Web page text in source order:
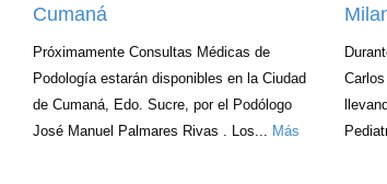
Cumaná
Próximamente Consultas Médicas de
Podología estarán disponibles en la Ciudad
de Cumaná, Edo. Sucre, por el Podólogo
José Manuel Palmares Rivas . Los... Más